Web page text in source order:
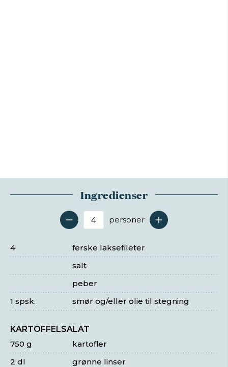
Ingredienser
Antal serveringer
personer
ferske laksefileter
4
salt
peber
smør og/eller olie til stegning
1 spsk.
KARTOFFELSALAT
kartofler
750 g
grønne linser
2 dl